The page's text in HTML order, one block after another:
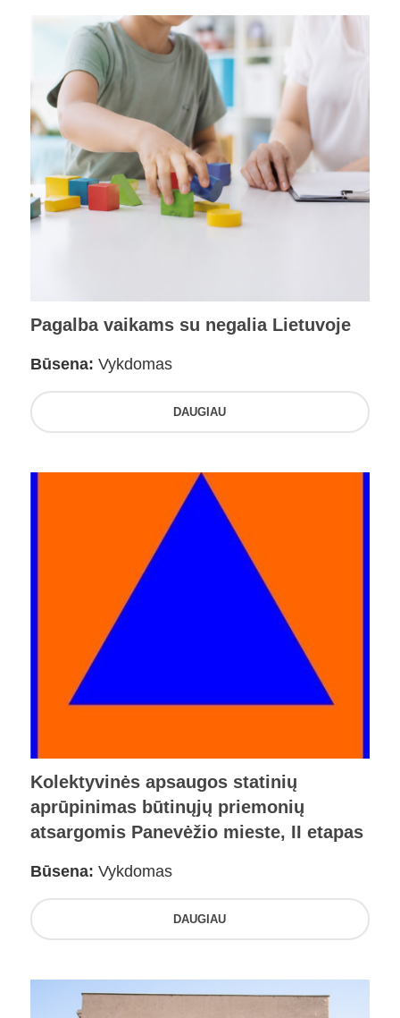
Pagalba vaikams su negalia Lietuvoje
Būsena: Vykdomas
DAUGIAU
Kolektyvinės apsaugos statinių
aprūpinimas būtinųjų priemonių
atsargomis Panevėžio mieste, II etapas
Būsena: Vykdomas
DAUGIAU